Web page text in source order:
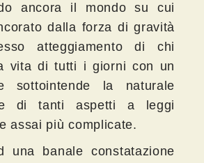
ancora il mondo su cui
dalla forza di gravità
atteggiamento di chi
vita di tutti i giorni con un
sottointende la naturale
di tanti aspetti a leggi
assai più complicate.
una banale constatazione